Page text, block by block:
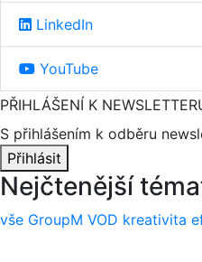
LinkedIn
YouTube
PŘIHLÁŠENÍ K
S přihlášením k odběru
Přihlásit
Nejčtenější
vše GroupM VOD kreativita